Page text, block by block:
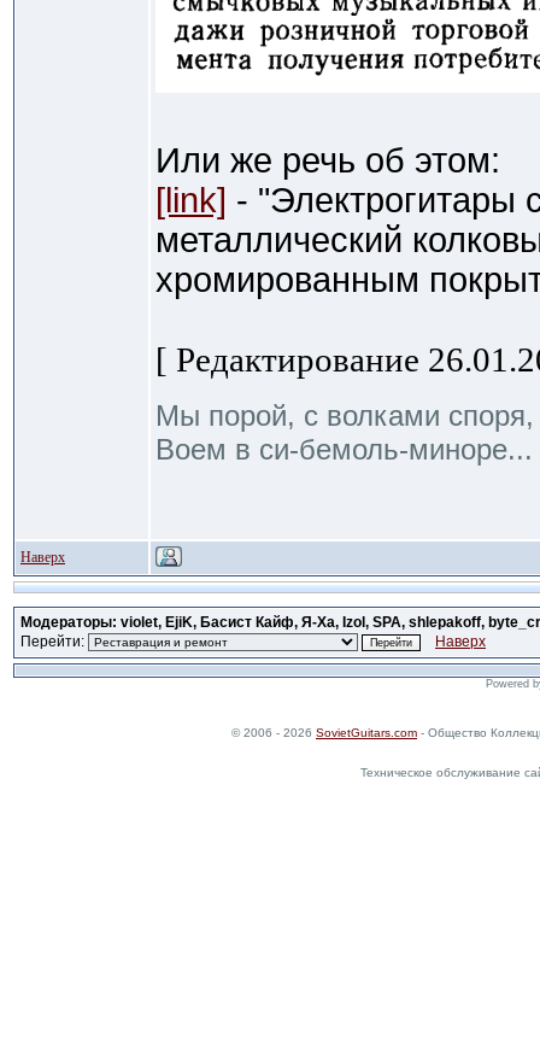
Или же речь об этом:
[link] - "Электрогитары
металлический
хромированным
[ Редактирование
Мы порой, с волками споря,
Воем в си-бемоль-миноре...
Наверх
Модераторы: violet, EjiK, Басист Кайф, Я-Ха, Izol, SPA, shlepakoff,
Перейти:
Наверх
Powered
© 2006 - 2026 SovietGuitars.com - Общество
Техническое обслуживание